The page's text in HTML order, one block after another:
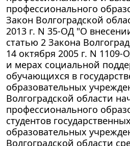
профессионального
Закон Волгоградской
2013 г. N 35-ОД "О
статью 2 Закона
14 октября 2005 г. N
и мерах социальной
обучающихся в
образовательных
Волгоградской области
профессионального
студентов государственных
образовательных
Волгоградской области